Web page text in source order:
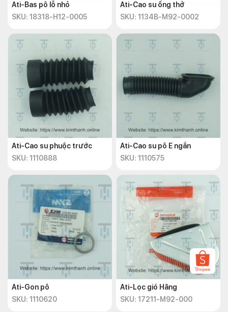
Ati-Bas pô lỗ nhỏ
SKU: 18318-H12-0005
Ati-Cao su ống thở
SKU: 1134B-M92-0002
Ati-Cao su phuộc trước
SKU: 1110888
Ati-Cao su pô E ngắn
SKU: 1110575
Ati-Gon pô
SKU: 1110620
Ati-Lọc gió Hãng
SKU: 17211-M92-000